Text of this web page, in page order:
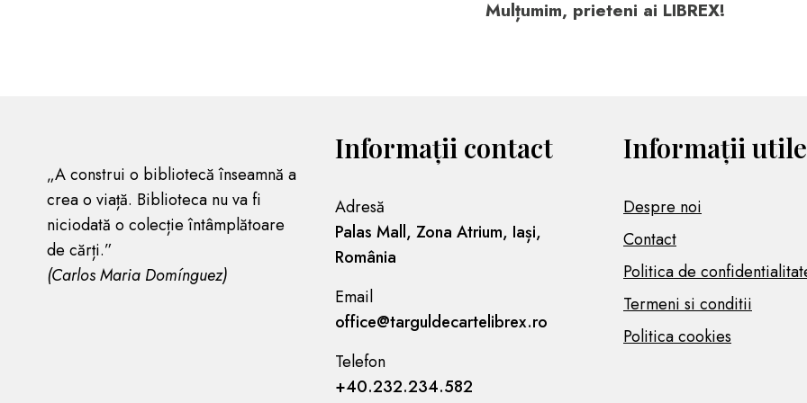
Mulțumim, prieteni ai LIBREX!
„A construi o bibliotecă înseamnă a
crea o viață. Biblioteca nu va fi
niciodată o colecție întâmplătoare
de cărți.”
(Carlos Maria Domínguez)
Informații contact
Adresă
Palas Mall, Zona Atrium, Iași,
România
Email
office@targuldecartelibrex.ro
Telefon
+40.232.234.582
Informații utile
Despre noi
Contact
Politica de
Termeni si conditii
Politica cookies